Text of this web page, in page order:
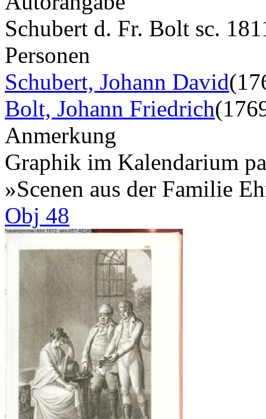
Schubert d. Fr. Bolt sc.
Personen
Schubert, Johann David
Bolt, Johann Friedrich
Anmerkung
Graphik im Kalendarium
»Scenen aus der Familie
Obj 48